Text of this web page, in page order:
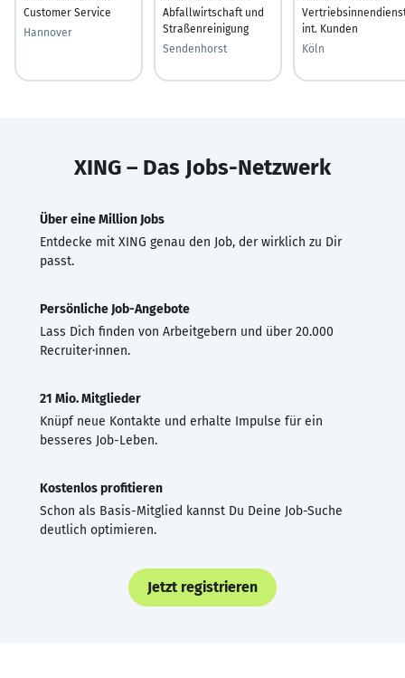
Customer Service
Hannover
Abfallwirtschaft und
Straßenreinigung
Sendenhorst
int. Kunden
Köln
XING – Das Jobs-Netzwerk
Über eine Million Jobs
Entdecke mit XING genau den Job, der wirklich zu Dir
passt.
Persönliche Job-Angebote
Lass Dich finden von Arbeitgebern und über 20.000
Recruiter·innen.
21 Mio. Mitglieder
Knüpf neue Kontakte und erhalte Impulse für ein
besseres Job-Leben.
Kostenlos profitieren
Schon als Basis-Mitglied kannst Du Deine Job-Suche
deutlich optimieren.
Jetzt registrieren